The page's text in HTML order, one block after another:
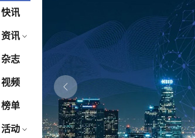
快讯
资讯 
杂志
视频
榜单
活动 